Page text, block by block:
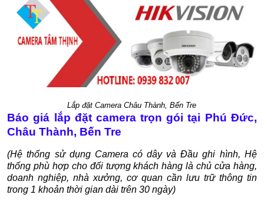
Lắp đặt Camera Châu Thành, Bến Tre
Báo giá lắp đặt camera trọn gói tại Phú Đức,
Châu Thành, Bến Tre
(Hệ thống sử dụng Camera có dây và Đầu ghi hình, Hệ
thống phù hợp cho đối tượng khách hàng là chủ cửa hàng,
doanh nghiệp, nhà xưởng, cơ quan cần lưu trữ thông tin
trong 1 khoản thời gian dài trên 30 ngày)